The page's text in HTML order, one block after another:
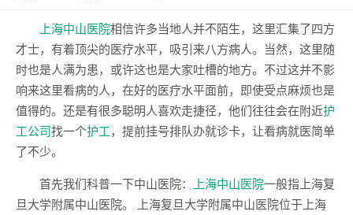
上海中山医院相信许多当地人并不陌生，这里汇集了四方
才士，有着顶尖的医疗水平，吸引来八方病人。当然，这里随
时也是人满为患，或许这也是大家吐槽的地方。不过这并不影
响来这里看病的人，在好的医疗水平面前，即使受点麻烦也是
值得的。还是有很多聪明人喜欢走捷径，他们往往会在附近护
工公司找一个护工，提前挂号排队办就诊卡，让看病就医简单
了不少。
首先我们科普一下中山医院：
上海中山医院一般指上海复
旦大学附属中山医院。 上海复旦大学附属中山医院位于上海